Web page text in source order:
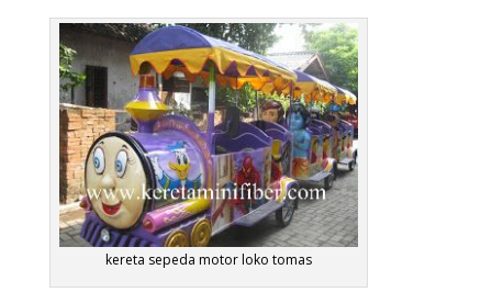
kereta sepeda motor loko tomas